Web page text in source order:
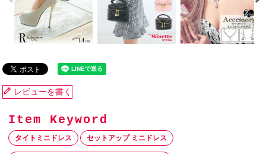
レビューを書く
タイトミニドレス セットアップ ミニドレス